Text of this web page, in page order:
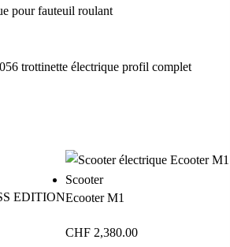
pour fauteuil roulant
EDITION
Scooter
Ecooter M1
CHF 2,380.00